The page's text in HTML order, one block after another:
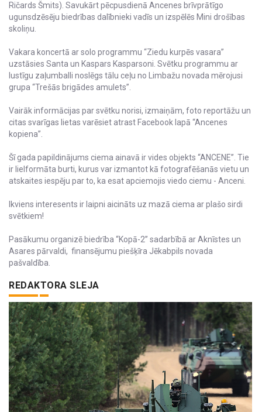
Ričards Šmits). Savukārt pēcpusdienā Ancenes brīvprātīgo
ugunsdzēsēju biedrības dalībnieki vadīs un izspēlēs Mini drošības
skoliņu.
Vakara koncertā ar solo programmu “Ziedu kurpēs vasara”
uzstāsies Santa un Kaspars Kasparsoni. Svētku programmu ar
lustīgu zaļumballi noslēgs tālu ceļu no Limbažu novada mērojusi
grupa “Trešās brigādes amulets”.
Vairāk informācijas par svētku norisi, izmaiņām, foto reportāžu un
citas svarīgas lietas varēsiet atrast Facebook lapā “Ancenes
kopiena”.
Šī gada papildinājums ciema ainavā ir vides objekts “ANCENE”. Tie
ir lielformāta burti, kurus var izmantot kā fotografēšanās vietu un
atskaites iespēju par to, ka esat apciemojis viedo ciemu - Anceni.
Ikviens interesents ir laipni aicināts uz mazā ciema ar plašo sirdi
svētkiem!
Pasākumu organizē biedrība “Kopā-2” sadarbībā ar Aknīstes un
Asares pārvaldi, finansējumu piešķīra Jēkabpils novada
pašvaldība.
REDAKTORA SLEJA